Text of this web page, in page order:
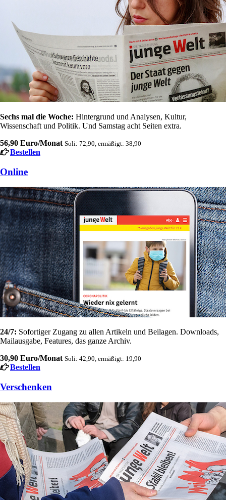
Sechs mal die Woche: Hintergrund und Analysen, Kultur,
Wissenschaft und Politik. Und Samstag acht Seiten extra.
56,90 Euro/Monat Soli: 72,90, ermäßigt: 38,90
Bestellen
Online
24/7: Sofortiger Zugang zu allen Artikeln und Beilagen. Downloads,
Mailausgabe, Features, das ganze Archiv.
30,90 Euro/Monat Soli: 42,90, ermäßigt: 19,90
Bestellen
Verschenken